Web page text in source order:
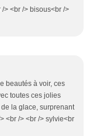
/> <br /> bisous<br />
beautés à voir, ces
toutes ces jolies
la glace, surprenant
<br /> <br /> sylvie<br